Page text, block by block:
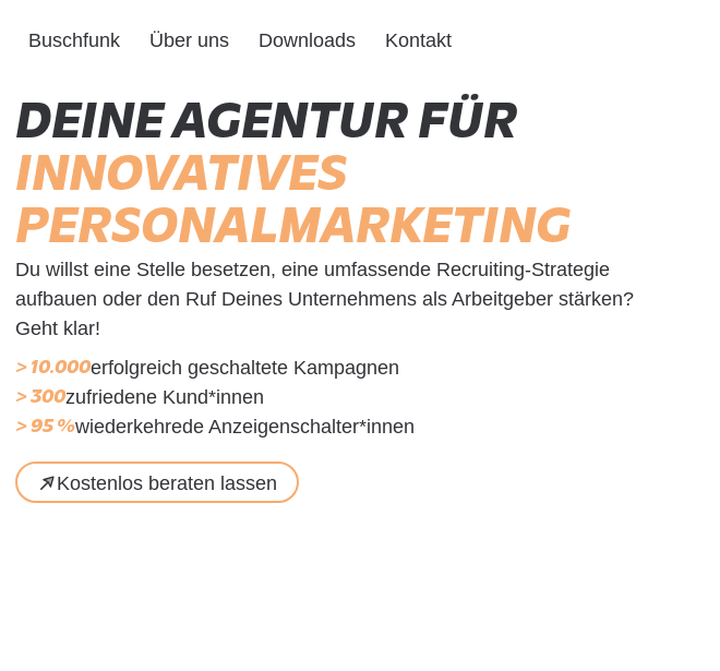
Buschfunk Über uns Downloads Kontakt
DEINE AGENTUR FÜR
INNOVATIVES
PERSONALMARKETING
Du willst eine Stelle besetzen, eine umfassende Recruiting-Strategie
aufbauen oder den Ruf Deines Unternehmens als Arbeitgeber stärken?
Geht klar!
> 10.000erfolgreich geschaltete Kampagnen
> 300zufriedene Kund*innen
> 95 %wiederkehrede Anzeigenschalter*innen
Kostenlos beraten lassen